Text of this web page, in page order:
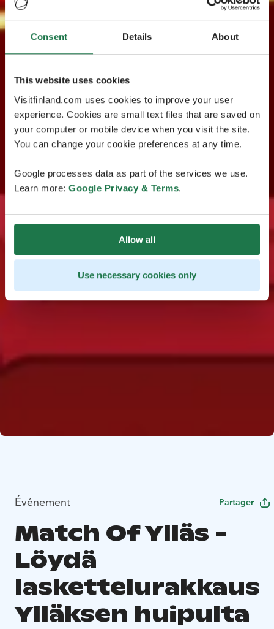
Consent Details About
This website uses cookies
Visitfinland.com uses cookies to improve your user
experience. Cookies are small text files that are saved on
your computer or mobile device when you visit the site.
You can change your cookie preferences at any time.
Google processes data as part of the services we use.
Learn more: Google Privacy & Terms.
Allow all
Use necessary cookies only
Événement Partager
Match Of Ylläs -
Löydä
laskettelurakkaus
Ylläksen huipulta